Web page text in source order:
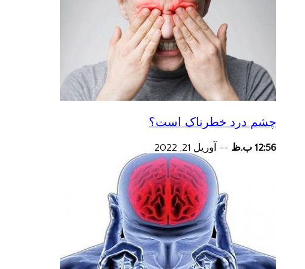
چشم درد خطرناک است؟
12:56 ب.ظ -- آوریل 21, 2022